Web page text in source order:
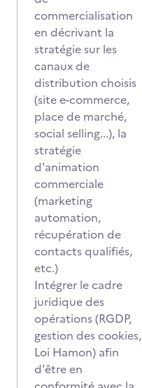
commercialisation
en décrivant la
stratégie sur les
canaux de
distribution choisis
(site e-commerce,
place de marché,
social selling...), la
stratégie
d'animation
commerciale
(marketing
automation,
récupération de
contacts qualifiés,
etc.)
Intégrer le cadre
juridique des
opérations (RGDP,
gestion des cookies,
Loi Hamon) afin
d'être en